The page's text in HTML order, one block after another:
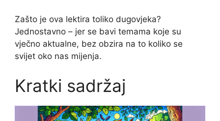
Zašto je ova lektira toliko dugovjeka?
Jednostavno – jer se bavi temama koje su
vječno aktualne, bez obzira na to koliko se
svijet oko nas mijenja.
Kratki sadržaj